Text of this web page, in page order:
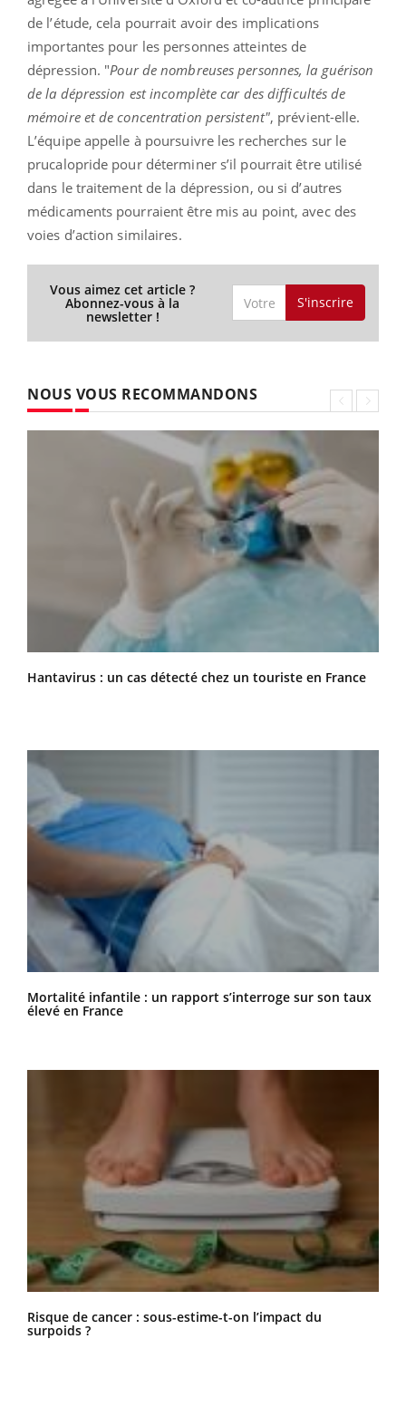
de l’étude, cela pourrait avoir des implications
importantes pour les personnes atteintes de
dépression. "Pour de nombreuses personnes, la guérison
de la dépression est incomplète car des difficultés de
mémoire et de concentration persistent", prévient-elle.
L’équipe appelle à poursuivre les recherches sur le
prucalopride pour déterminer s’il pourrait être utilisé
dans le traitement de la dépression, ou si d’autres
médicaments pourraient être mis au point, avec des
voies d’action similaires.
Vous aimez cet article ?
Abonnez-vous à la
newsletter !
S'inscrire
NOUS VOUS RECOMMANDONS
Hantavirus : un cas détecté chez un touriste en France
Mortalité infantile : un rapport s’interroge sur son taux
élevé en France
Risque de cancer : sous-estime-t-on l’impact du
surpoids ?